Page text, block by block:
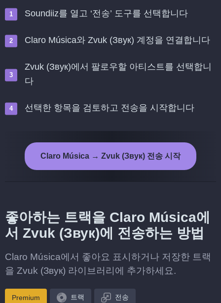
Soundiiz를 열고 ‘전송’ 도구를 선택합니다
Claro Música와 Zvuk (Звук) 계정을 연결합니다
Zvuk (Звук)에서 팔로우할 아티스트를 선택합니
다
선택한 항목을 검토하고 전송을 시작합니다
Claro Música → Zvuk (Звук) 전송 시작
좋아하는 트랙을 Claro Música에
서 Zvuk (Звук)에 전송하는 방법
Claro Música에서 좋아요 표시하거나 저장한 트랙
을 Zvuk (Звук) 라이브러리에 추가하세요.
Premium 트랙 전송